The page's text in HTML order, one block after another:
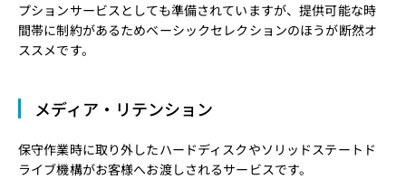
プションサービスとしても準備されていますが、提供可能な時
間帯に制約があるためベーシックセレクションのほうが断然オ
ススメです。
メディア・リテンション
保守作業時に取り外したハードディスクやソリッドステートド
ライブ機構がお客様へお渡しされるサービスです。